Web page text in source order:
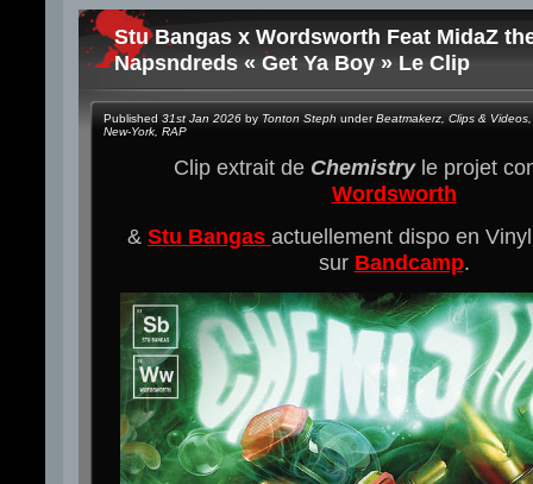
Stu Bangas x Wordsworth Feat MidaZ
Napsndreds « Get Ya Boy » Le Clip
Published 31st Jan 2026 by Tonton Steph underBeatmakerz Clips & Videos
New-York RAP
Clip extrait de Chemistryle projet
Wordsworth
& Stu Bangas actuellement dispo en
sur Bandcamp.